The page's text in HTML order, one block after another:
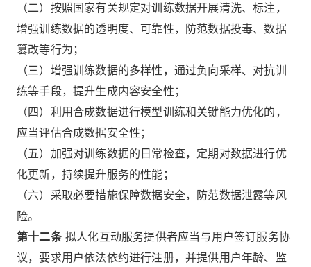
（二）按照国家有关规定对训练数据开展清洗、标注，
增强训练数据的透明度、可靠性，防范数据投毒、数据
篡改等行为；
（三）增强训练数据的多样性，通过负向采样、对抗训
练等手段，提升生成内容安全性；
（四）利用合成数据进行模型训练和关键能力优化的，
应当评估合成数据安全性；
（五）加强对训练数据的日常检查，定期对数据进行优
化更新，持续提升服务的性能；
（六）采取必要措施保障数据安全，防范数据泄露等风
险。
第十二条拟人化互动服务提供者应当与用户签订服务协
议，要求用户依法依约进行注册，并提供用户年龄、监